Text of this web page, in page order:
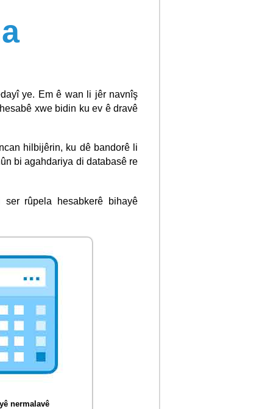
ye. Em ê wan li jêr navnîş
xwe bidin ku ev ê dravê
hilbijêrin, ku dê bandorê li
bi agahdariya di databasê re
ser rûpela hesabkerê bihayê
nermalavê